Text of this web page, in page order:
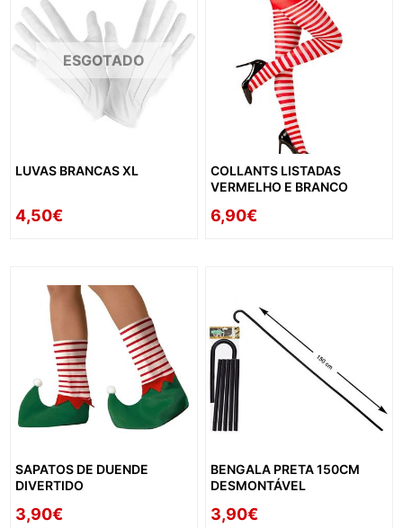
ESGOTADO
LUVAS BRANCAS XL
4,50€
COLLANTS LISTADAS
VERMELHO E BRANCO
6,90€
SAPATOS DE DUENDE
DIVERTIDO
3,90€
BENGALA PRETA 150CM
DESMONTÁVEL
3,90€